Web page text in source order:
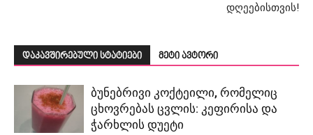
დღეებისთვის!
დაკავშირებული სტატიები მეტი ავტორი
ბუნებრივი კოქტეილი, რომელიც
ცხოვრებას ცვლის: კეფირისა და
ჭარხლის დუეტი